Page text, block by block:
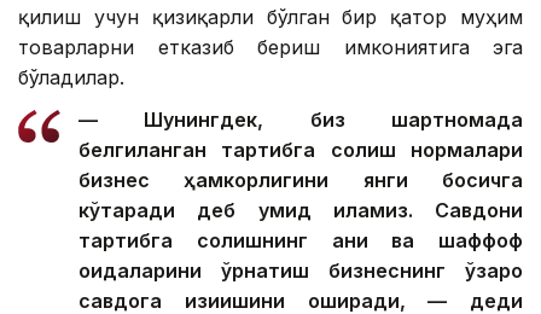
қилиш учун қизиқарли бўлган бир қатор муҳим
товарларни етказиб бериш имкониятига эга
бўладилар.
— Шунингдек, биз шартномада
белгиланган тартибга солиш нормалари
бизнес ҳамкорлигини янги босқичга
кўтаради деб умид қиламиз. Савдони
тартибга солишнинг аниқ ва шаффоф
қоидаларини ўрнатиш бизнеснинг ўзаро
савдога қизиқишини оширади, — деди